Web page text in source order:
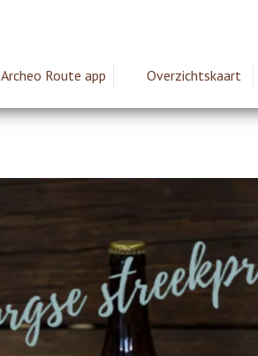
Archeo Route app Overzichtskaart